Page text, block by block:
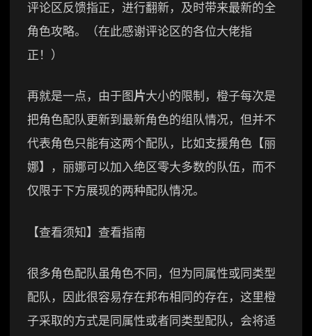
评论区反馈指正，进行翻新，及时带来最新的全
角色攻略。（在此感谢评论区的各位大佬指
正！）
再就是一点，由于图 片大小的限制，橙子每次是
把角色配队更新到最新角色的组队情况，但并不
代表角色只能有这两个配队，比如支援角色【丽
娜】，丽娜可以加入绝区零大多数的队伍，而不
仅限于下方展现的两种配队情况。
【查看须知】查看指南
很多角色配队虽角色不同，但为同属性或同类型
配队，因此很容易存在邦布相同的存在，这里橙
子采取的方式是同属性或者同类型配队，会将适